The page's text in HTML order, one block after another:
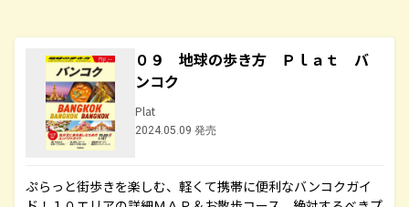
０９ 地球の歩き方 Ｐｌａｔ バ
ンコク
Plat
2024.05.09 発売
ぷらっと街歩きを楽しむ、軽くて携帯に便利なバンコクガイ